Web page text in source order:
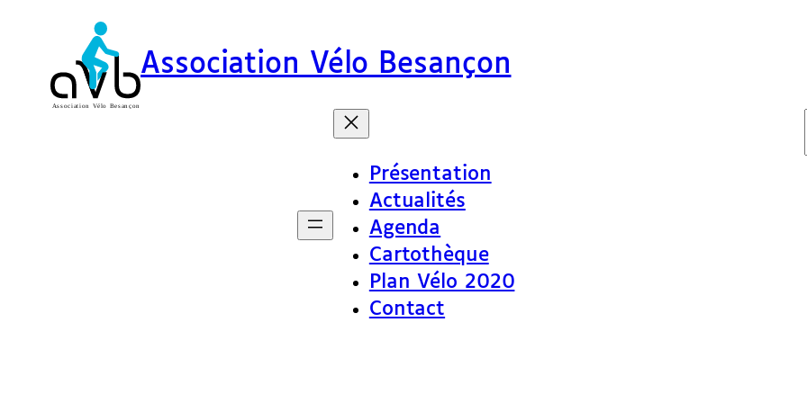
Association Vélo Besançon
Présentation
Actualités
Agenda
Cartothèque
Plan Vélo 2020
Contact